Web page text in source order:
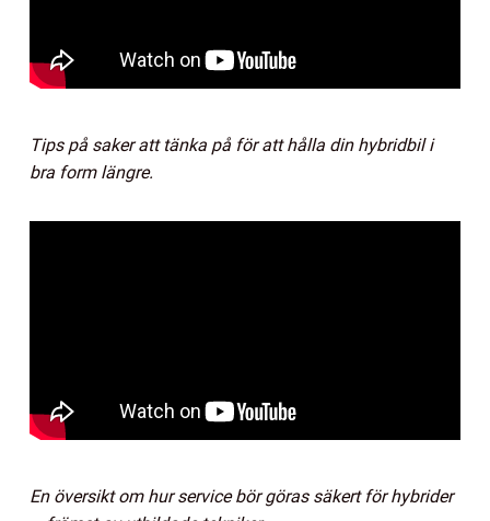
Tips på saker att tänka på för att hålla din hybridbil i
bra form längre.
En översikt om hur service bör göras säkert för hybrider